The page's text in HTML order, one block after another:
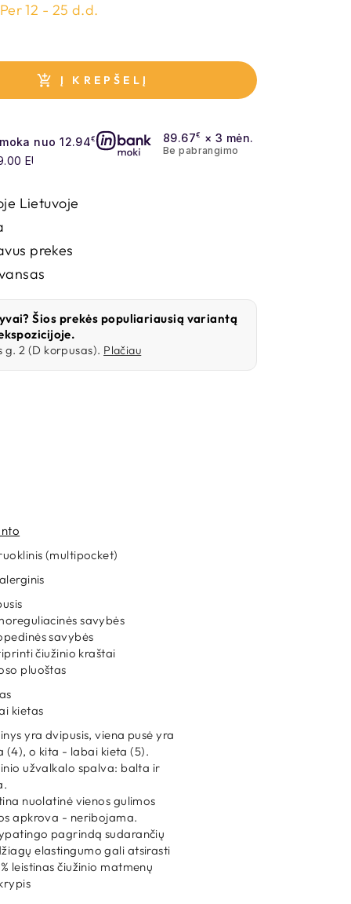
12 - 25 d.d.
Į KREPŠELĮ
nuo 12.94€
kai sutartis sudaroma 24 mėn. terminui, metinė palūkanų
89.67€ × 3 mėn.
Be pabrangimo
Lietuvoje
prekes
Šios prekės populiariausią variantą
g. 2 (D korpusas). Plačiau
(multipocket)
savybės
savybės
čiužinio kraštai
pluoštas
kietas
yra dvipusis, viena pusė yra
(4), o kita - labai kieta (5).
užvalkalo spalva: balta ir
nuolatinė vienos gulimos
apkrova - neribojama.
pagrindą sudarančių
elastingumo gali atsirasti
leistinas čiužinio matmenų